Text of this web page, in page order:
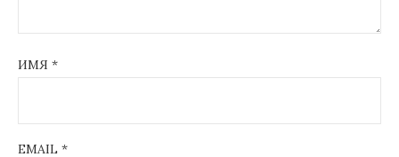
ИМЯ *
EMAIL *